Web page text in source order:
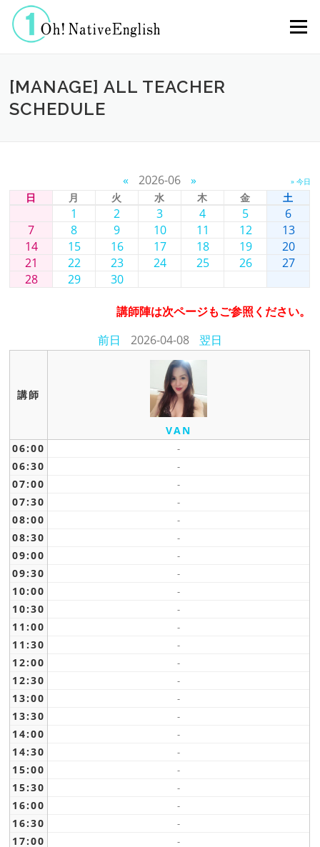
コンテンツへスキップ
メニュー
[MANAGE] ALL TEACHER
SCHEDULE
« 2026-06 » » 今日
日 月 火 水 木 金 土
1 2 3 4 5
6
7
8 9 10 11 12
13
14
15 16 17 18 19
20
21
22 23 24 25 26
27
28
29 30
講師陣は次ページもご参照ください。
前日
2026-04-08 翌日
講師
VAN
06:00
-
06:30 -
07:00 -
07:30 -
08:00 -
08:30 -
09:00 -
09:30 -
10:00 -
10:30 -
11:00 -
11:30 -
12:00 -
12:30 -
13:00 -
13:30 -
14:00 -
14:30 -
15:00 -
15:30 -
16:00 -
16:30 -
17:00 -